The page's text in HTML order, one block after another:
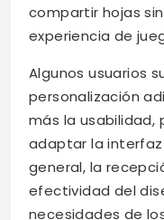
compartir hojas
experiencia de
Algunos usuarios
personalización
más la usabilidad,
adaptar la interfaz
general, la
efectividad del
necesidades de